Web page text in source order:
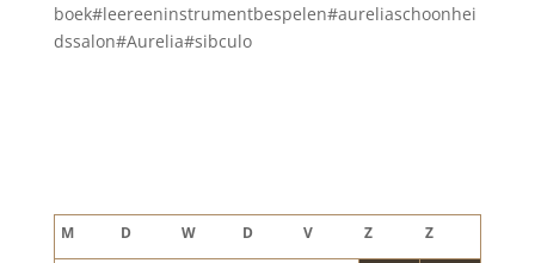
boek#leereeninstrumentbespelen#aureliaschoonhei
dssalon#Aurelia#sibculo
M D W D V Z Z